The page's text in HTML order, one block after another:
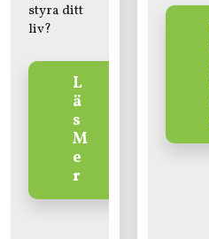
styra ditt
liv?
L
ä
s
M
e
r